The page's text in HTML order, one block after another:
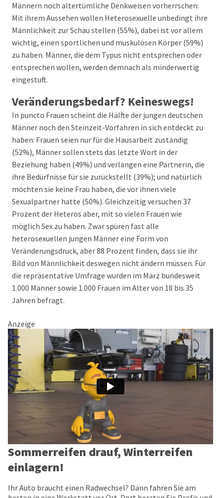
Männern noch altertümliche Denkweisen vorherrschen:
Mit ihrem Aussehen wollen Heterosexuelle unbedingt ihre
Männlichkeit zur Schau stellen (55%), dabei ist vor allem
wichtig, einen sportlichen und muskulösen Körper (59%)
zu haben. Männer, die dem Typus nicht entsprechen oder
entsprechen wollen, werden demnach als minderwertig
eingestuft.
Veränderungsbedarf? Keineswegs!
In puncto Frauen scheint die Hälfte der jungen deutschen
Männer noch den Steinzeit-Vorfahren in sich entdeckt zu
haben: Frauen seien nur für die Hausarbeit zuständig
(52%), Männer sollen stets das letzte Wort in der
Beziehung haben (49%) und verlangen eine Partnerin, die
ihre Bedürfnisse für sie zurückstellt (39%); und natürlich
möchten sie keine Frau haben, die vor ihnen viele
Sexualpartner hatte (50%). Gleichzeitig versuchen 37
Prozent der Heteros aber, mit so vielen Frauen wie
möglich Sex zu haben. Zwar spüren fast alle
heterosexuellen jungen Männer eine Form von
Veränderungsdruck, aber 88 Prozent finden, dass sie ihr
Bild von Männlichkeit deswegen nicht ändern müssen. Für
die repräsentative Umfrage wurden im März bundesweit
1.000 Männer sowie 1.000 Frauen im Alter von 18 bis 35
Jahren befragt.
Anzeige
Sommerreifen drauf, Winterreifen
einlagern!
Ihr Auto braucht einen Radwechsel? Dann fahren Sie am